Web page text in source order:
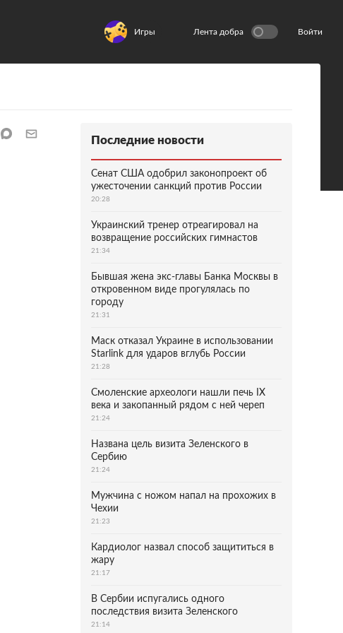
Игры Лента добра Войти
Последние новости
Сенат США одобрил законопроект об
ужесточении санкций против России
20:28
Украинский тренер отреагировал на
возвращение российских гимнастов
21:34
Бывшая жена экс-главы Банка Москвы в
откровенном виде прогулялась по
городу
21:31
Маск отказал Украине в использовании
Starlink для ударов вглубь России
21:28
Смоленские археологи нашли печь IX
века и закопанный рядом с ней череп
21:24
Названа цель визита Зеленского в
Сербию
21:24
Мужчина с ножом напал на прохожих в
Чехии
21:23
Кардиолог назвал способ защититься в
жару
21:17
В Сербии испугались одного
последствия визита Зеленского
21:14